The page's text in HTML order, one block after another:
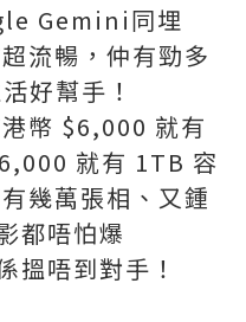
Gemini同埋
流暢，仲有勁多
好幫手！
幣 $6,000 就有
就有 1TB 容
幾萬張相、又鍾
都唔怕爆
搵唔到對手！